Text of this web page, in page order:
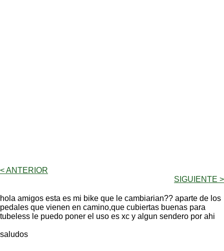
< ANTERIOR
SIGUIENTE >
hola amigos esta es mi bike que le cambiarian?? aparte de los
pedales que vienen en camino,que cubiertas buenas para
tubeless le puedo poner el uso es xc y algun sendero por ahi
saludos